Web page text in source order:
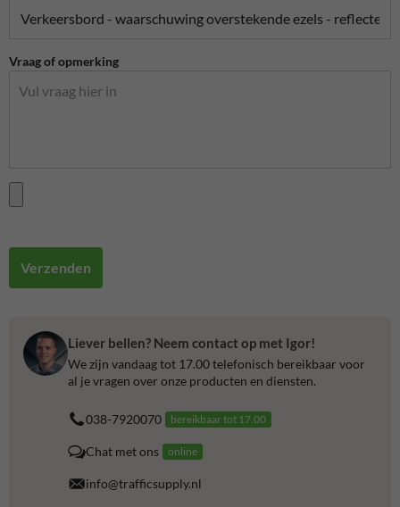
Vraag of opmerking
Verzenden
Liever bellen? Neem contact op met Igor!
We zijn vandaag tot 17.00 telefonisch bereikbaar voor
al je vragen over onze producten en diensten.
038-7920070 bereikbaar tot 17.00
Chat met ons online
info@trafficsupply.nl